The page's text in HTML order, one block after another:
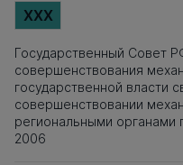
XXX
Государственный Совет
совершенствования
государственной власти
совершенствовании
региональными органами
2006